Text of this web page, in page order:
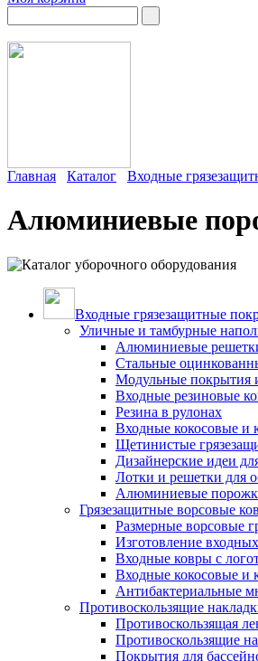
Главная Каталог Входные
Алюминиевые
Входные грязезащитные
Уличные и тамбурные
Алюминиевые
Стальные
Модульные покрытия
Входные резиновые
Резина в рулонах
Входные кокосовые и
Щетинистые
Дизайнерские идеи
Лотки и решетки для
Алюминиевые
Грязезащитные ворсовые
Размерные ворсовые
Изготовление
Входные ковры с
Входные кокосовые и
Антибактериальные
Противоскользящие
Противоскользящая
Противоскользящие
Покрытия для